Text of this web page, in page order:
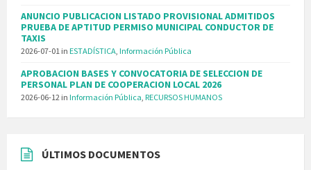
ANUNCIO PUBLICACION LISTADO PROVISIONAL ADMITIDOS
PRUEBA DE APTITUD PERMISO MUNICIPAL CONDUCTOR DE
TAXIS
2026-07-01 in ESTADÍSTICA, Información Pública
APROBACION BASES Y CONVOCATORIA DE SELECCION DE
PERSONAL PLAN DE COOPERACION LOCAL 2026
2026-06-12 in Información Pública, RECURSOS HUMANOS
ÚLTIMOS DOCUMENTOS